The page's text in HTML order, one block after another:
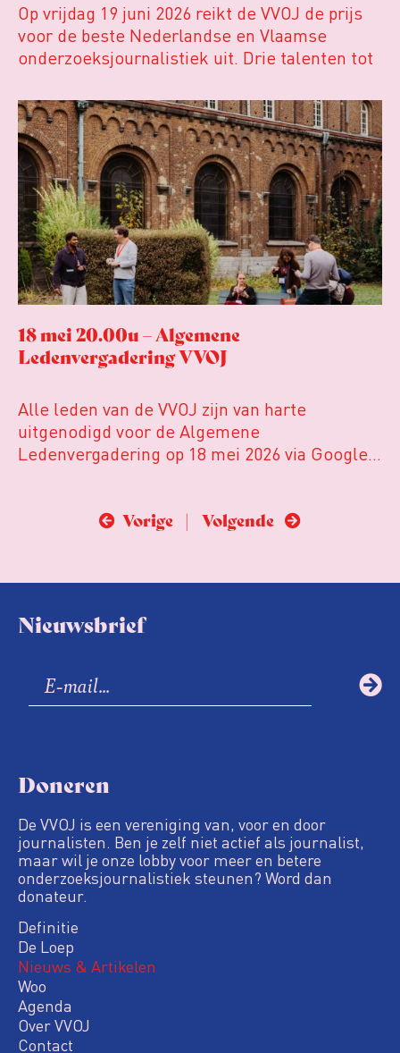
Op vrijdag 19 juni 2026 reikt de VVOJ de prijs
voor de beste Nederlandse en Vlaamse
onderzoeksjournalistiek uit. Drie talenten tot
Aanmoedigingsprijs. De jury heeft de
volgende producties genomineerd:
18 mei 20.00u – Algemene
Ledenvergadering VVOJ
Alle leden van de VVOJ zijn van harte
uitgenodigd voor de Algemene
Ledenvergadering op 18 mei 2026 via Google
Vorige |
Volgende
Nieuwsbrief
Doneren
De VVOJ is een vereniging van, voor en door
journalisten. Ben je zelf niet actief als journalist,
maar wil je onze lobby voor meer en betere
onderzoeksjournalistiek steunen? Word dan
donateur.
Definitie
De Loep
Nieuws & Artikelen
Woo
Agenda
Over VVOJ
Contact